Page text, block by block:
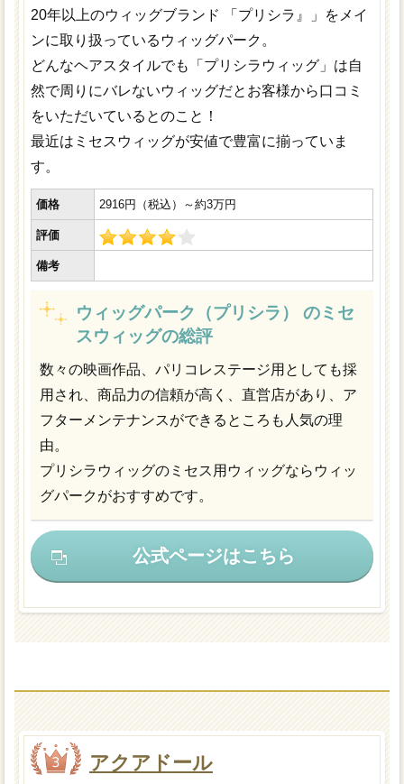
20年以上のウィッグブランド 「プリシラ』」をメイ
ンに取り扱っているウィッグパーク。
どんなヘアスタイルでも「プリシラウィッグ」は自
然で周りにバレないウィッグだとお客様から口コミ
をいただいているとのこと！
最近はミセスウィッグが安値で豊富に揃っていま
す。
価格 2916円（税込）～約3万円
評価
備考
ウィッグパーク（プリシラ） のミセ
スウィッグの総評
数々の映画作品、パリコレステージ用としても採
用され、商品力の信頼が高く、直営店があり、ア
フターメンテナンスができるところも人気の理
由。
プリシラウィッグのミセス用ウィッグならウィッ
グパークがおすすめです。
公式ページはこちら
アクアドール